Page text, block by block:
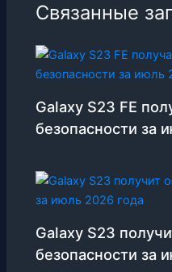
Связанные
Galaxy S23 FE
безопасности за
Galaxy S23
безопасности за